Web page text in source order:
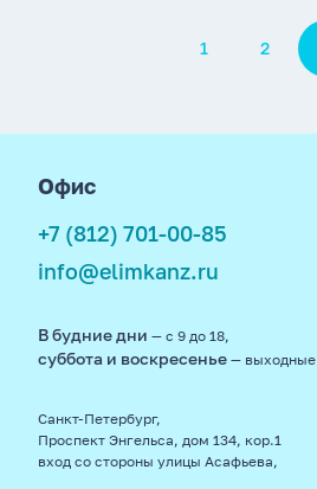
1 2
Офис
+7 (812) 701-00-85
info@elimkanz.ru
В будние дни — с 9 до 18,
суббота и воскресенье — выходные
Санкт-Петербург,
Проспект Энгельса, дом 134, кор.1
вход со стороны улицы Асафьева,